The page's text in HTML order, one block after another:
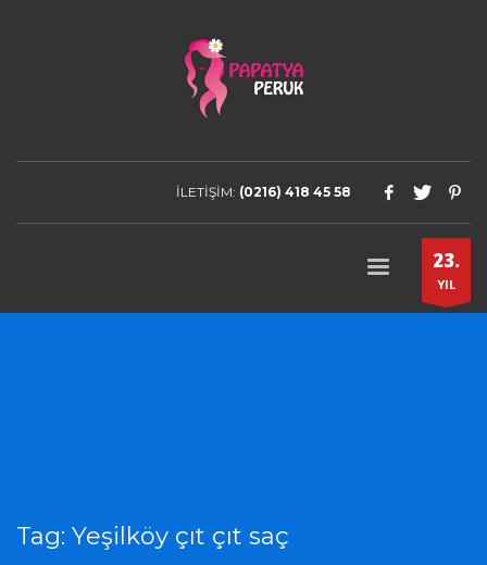
İLETİŞİM: (0216) 418 45 58
23.
YIL
Tag: Yeşilköy çıt çıt saç